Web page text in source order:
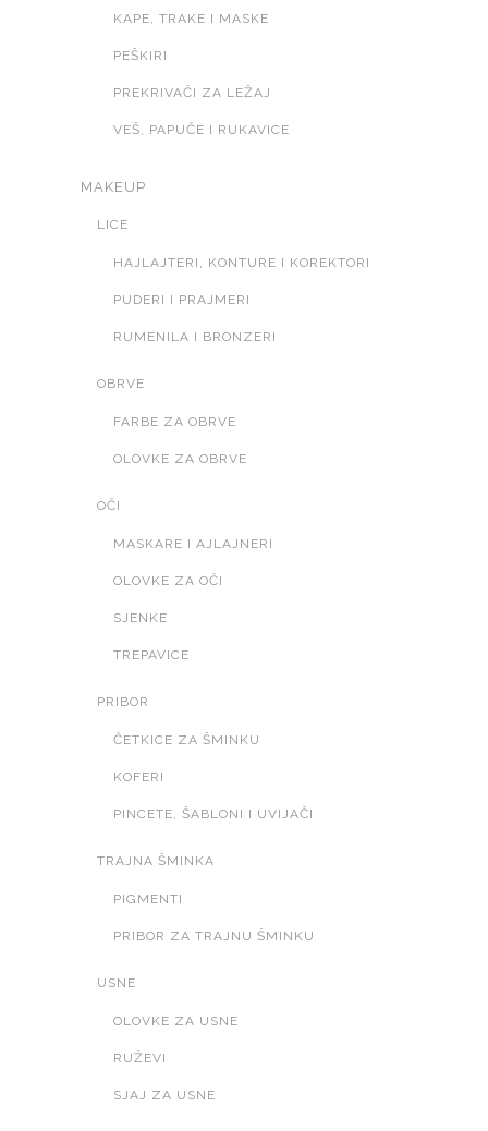
KAPE, TRAKE I MASKE
PEŠKIRI
PREKRIVAČI ZA LEŽAJ
VEŠ, PAPUČE I RUKAVICE
MAKEUP
LICE
HAJLAJTERI, KONTURE I KOREKTORI
PUDERI I PRAJMERI
RUMENILA I BRONZERI
OBRVE
FARBE ZA OBRVE
OLOVKE ZA OBRVE
OČI
MASKARE I AJLAJNERI
OLOVKE ZA OČI
SJENKE
TREPAVICE
PRIBOR
ČETKICE ZA ŠMINKU
KOFERI
PINCETE, ŠABLONI I UVIJAČI
TRAJNA ŠMINKA
PIGMENTI
PRIBOR ZA TRAJNU ŠMINKU
USNE
OLOVKE ZA USNE
RUŽEVI
SJAJ ZA USNE